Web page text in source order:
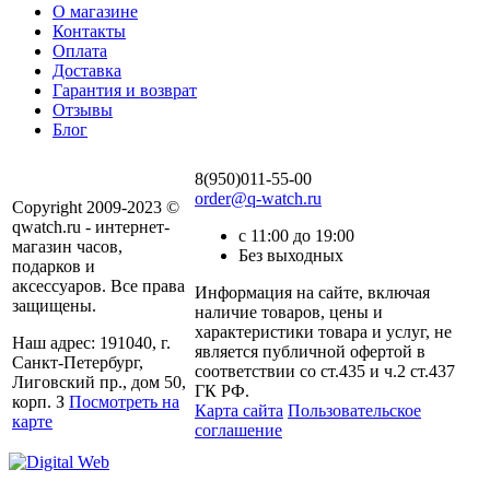
О магазине
Контакты
Оплата
Доставка
Гарантия и возврат
Отзывы
Блог
Copyright 2009-2023 ©
qwatch.ru - интернет-
магазин часов,
подарков и
аксессуаров. Все права
защищены.
Наш адрес: 191040, г.
Санкт-Петербург,
Лиговский пр., дом 50,
корп. З Посмотреть на
карте
8(950)011-55-00
order@q-watch.ru
с 11:00 до 19:00
Без выходных
Информация на сайте, включая
наличие товаров, цены и
характеристики товара и услуг, не
является публичной офертой в
соответствии со ст.435 и ч.2 ст.437
ГК РФ.
Карта сайта Пользовательское
соглашение